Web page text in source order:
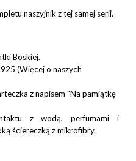
naszyjnik z tej samej serii.
Boskiej.
(Więcej o naszych
z napisem "Na pamiątkę
z wodą, perfumami i
ściereczką z mikrofibry.